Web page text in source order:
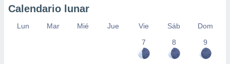
Calendario lunar
Lun Mar Mié Jue Vie Sáb
Dom
7
8 9